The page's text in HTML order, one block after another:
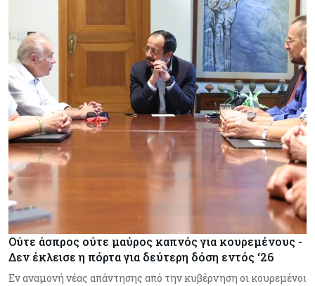
Ούτε άσπρος ούτε μαύρος καπνός για κουρεμένους -
Δεν έκλεισε η πόρτα για δεύτερη δόση εντός ‘26
Εν αναμονή νέας απάντησης από την κυβέρνηση οι κουρεμένοι